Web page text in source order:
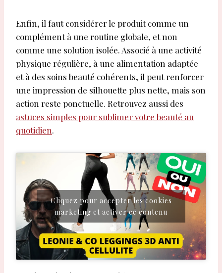
Enfin, il faut considérer le produit comme un
complément à une routine globale, et non
comme une solution isolée. Associé à une activité
physique régulière, à une alimentation adaptée
et à des soins beauté cohérents, il peut renforcer
une impression de silhouette plus nette, mais son
action reste ponctuelle. Retrouvez aussi des
astuces simples pour sublimer votre beauté au
quotidien.
Cliquez pour accepter les cookies
marketing et activer ce contenu